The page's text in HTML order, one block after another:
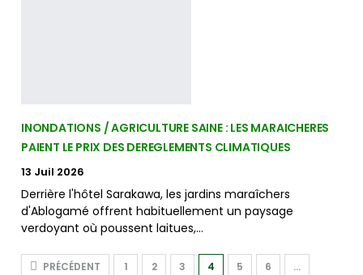
INONDATIONS / AGRICULTURE SAINE : LES MARAICHERES
PAIENT LE PRIX DES DEREGLEMENTS CLIMATIQUES
13 Juil 2026
Derrière l'hôtel Sarakawa, les jardins maraîchers
d'Ablogamé offrent habituellement un paysage
verdoyant où poussent laitues,…
PRÉCÉDENT 1 2 3 4 5 6
…